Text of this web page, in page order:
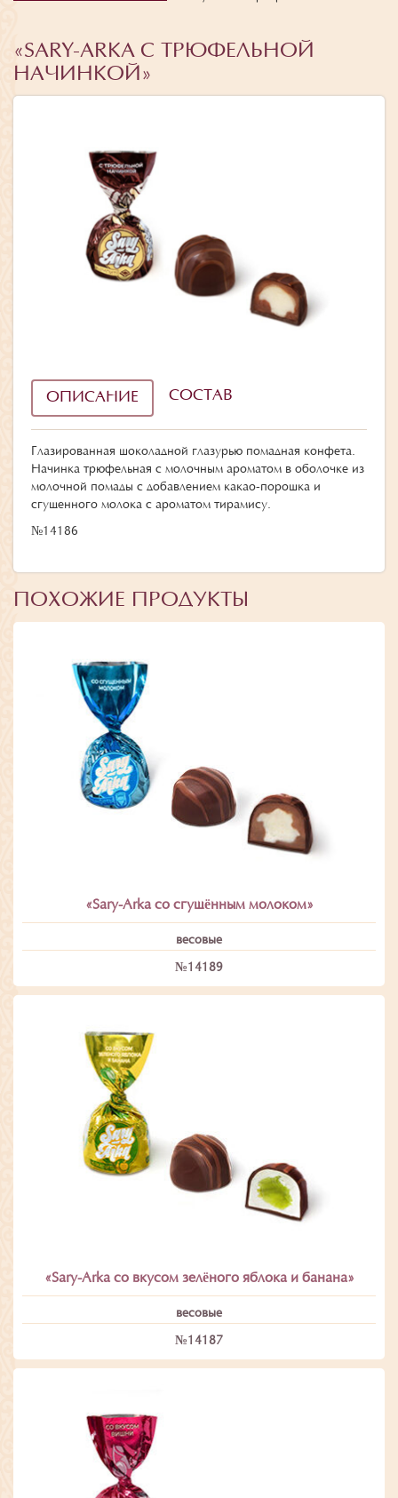
«SARY-ARKA С ТРЮФЕЛЬНОЙ
НАЧИНКОЙ»
ОПИСАНИЕ СОСТАВ
Глазированная шоколадной глазурью помадная конфета.
Начинка трюфельная с молочным ароматом в оболочке из
молочной помады с добавлением какао-порошка и
сгущенного молока с ароматом тирамису.
№14186
ПОХОЖИЕ ПРОДУКТЫ
«Sary-Arka со сгущённым молоком»
весовые
№14189
«Sary-Arka со вкусом зелёного яблока и банана»
весовые
№14187